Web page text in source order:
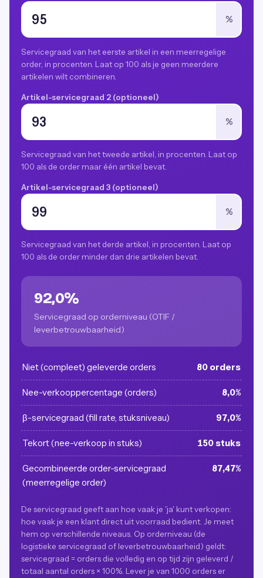
%
Servicegraad van het eerste artikel in een meerregelige
order, in procenten. Laat op 100 als je geen meerdere
artikelen wilt combineren.
Artikel-servicegraad 2 (optioneel)
%
Servicegraad van het tweede artikel, in procenten. Laat op
100 als de order maar één artikel bevat.
Artikel-servicegraad 3 (optioneel)
%
Servicegraad van het derde artikel, in procenten. Laat op
100 als de order minder dan drie artikelen bevat.
92,0%
Servicegraad op orderniveau (OTIF /
leverbetrouwbaarheid)
Niet (compleet) geleverde orders 80 orders
Nee-verkooppercentage (orders) 8,0%
β-servicegraad (fill rate, stuksniveau) 97,0%
Tekort (nee-verkoop in stuks) 150 stuks
Gecombineerde order-servicegraad
(meerregelige order)
87,47%
De servicegraad geeft aan hoe vaak je 'ja' kunt verkopen:
hoe vaak je een klant direct uit voorraad bedient. Je meet
hem op verschillende niveaus. Op orderniveau (de
logistieke servicegraad of leverbetrouwbaarheid) geldt:
servicegraad = orders die volledig en op tijd zijn geleverd /
totaal aantal orders × 100%. Lever je van 1000 orders er